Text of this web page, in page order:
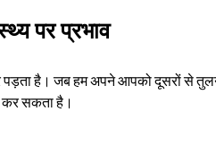
पर प्रभाव
पड़ता है। जब हम अपने आपको दूसरों से
कर सकता है।